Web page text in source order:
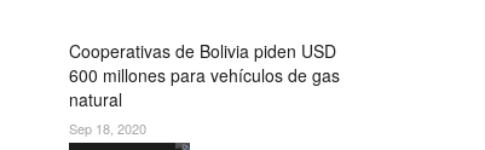
Cooperativas de Bolivia piden USD
600 millones para vehículos de gas
natural
Sep 18, 2020